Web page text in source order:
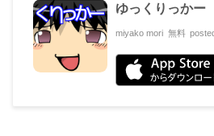
ゆっくりっかー
miyako mori 無料